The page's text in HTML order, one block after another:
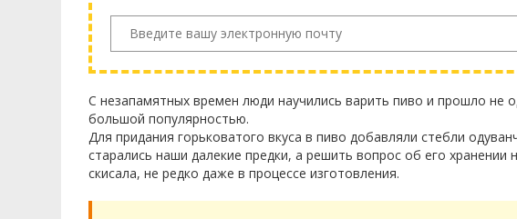
С незапамятных времен люди научились варить пиво и прошло не
большой популярностью.
Для придания горьковатого вкуса в пиво добавляли стебли
старались наши далекие предки, а решить вопрос об его
скисала, не редко даже в процессе изготовления.